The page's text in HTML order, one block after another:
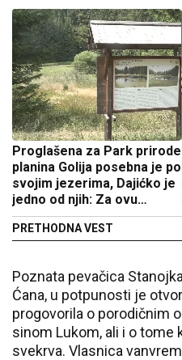
Proglašena za Park prirode
planina Golija posebna je po
svojim jezerima, Dajićko je
jedno od njih: Za ovu
lokaciju na srpskoj
netaknutoj lepotici vezani
PRETHODNA VEST
Poznata pevačica
Ćana, u potpunosti je
progovorila o porodičnim
sinom Lukom, ali i o tome
svekrva. Vlasnica